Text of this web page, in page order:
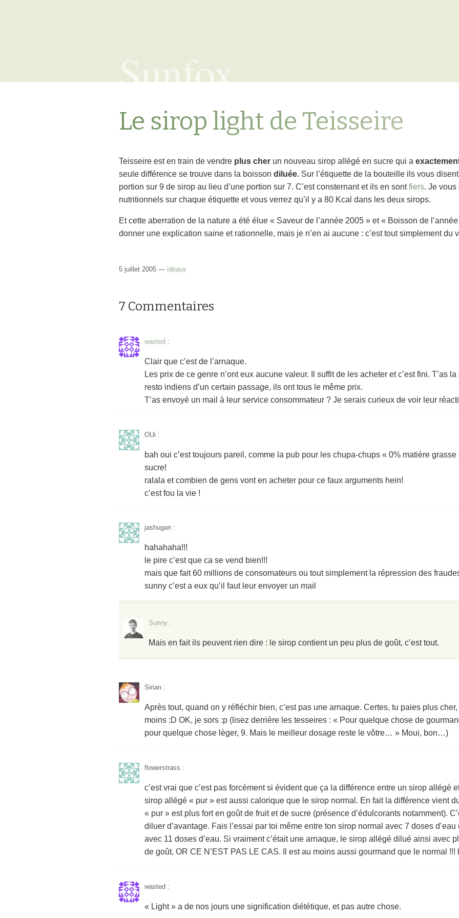
Sunfox
Le sirop light de Teisseire
Teisseire est en train de vendre plus cher un nouveau sirop allégé en sucre qui a
seule différence se trouve dans la boisson diluée. Sur l’étiquette de la bouteille ils vous
portion sur 9 de sirop au lieu d’une portion sur 7. C’est consternant et ils en sontfiers. Je
nutritionnels sur chaque étiquette et vous verrez qu’il y a 80 Kcal dans les deux sirops.
Et cette aberration de la nature a été élue « Saveur de l’année 2005 » et « Boisson de
donner une explication saine et rationnelle, mais je n’en ai aucune : c’est tout simplement du
5 juillet 2005 — idéaux
7 Commentaires
wasted :
Clair que c’est de l’arnaque.
Les prix de ce genre n’ont eux aucune valeur. Il suffit de les acheter et c’est fini. T’as
resto indiens d’un certain passage, ils ont tous le même prix.
T’as envoyé un mail à leur service consommateur ? Je serais curieux de voir leur
OUi :
bah oui c’est toujours pareil, comme la pub pour les chupa-chups « 0% matière
sucre!
ralala et combien de gens vont en acheter pour ce faux arguments hein!
c’est fou la vie !
jashugan :
hahahaha!!!
le pire c’est que ca se vend bien!!!
mais que fait 60 millions de consomateurs ou tout simplement la répression des
sunny c’est a eux qu’il faut leur envoyer un mail
Sunny :
Mais en fait ils peuvent rien dire : le sirop contient un peu plus de goût, c’est tout.
Sirian :
Après tout, quand on y réfléchir bien, c’est pas une arnaque. Certes, tu paies plus
moins :D OK, je sors :p (lisez derrière les tesseires : « Pour quelque chose de
pour quelque chose lèger, 9. Mais le meilleur dosage reste le vôtre… » Moui, bon…)
flowerstrass :
c’est vrai que c’est pas forcément si évident que ça la différence entre un sirop allégé
sirop allégé « pur » est aussi calorique que le sirop normal. En fait la différence vient
« pur » est plus fort en goût de fruit et de sucre (présence d’édulcorants notamment).
diluer d’avantage. Fais l’essai par toi même entre ton sirop normal avec 7 doses
avec 11 doses d’eau. Si vraiment c’était une arnaque, le sirop allégé dilué ainsi avec
de goût, OR CE N’EST PAS LE CAS. Il est au moins aussi gourmand que le normal
wasted :
« Light » a de nos jours une signification diététique, et pas autre chose.